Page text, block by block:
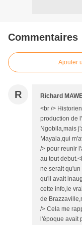
Commentaires
Ajouter
R Richard
<br />
production de
Ngobila,mais
Mayala,qui
/> pour reunir
au tout
ne serait
qu'il avait
cette info,le
de
/> Cela me
l'époque avait